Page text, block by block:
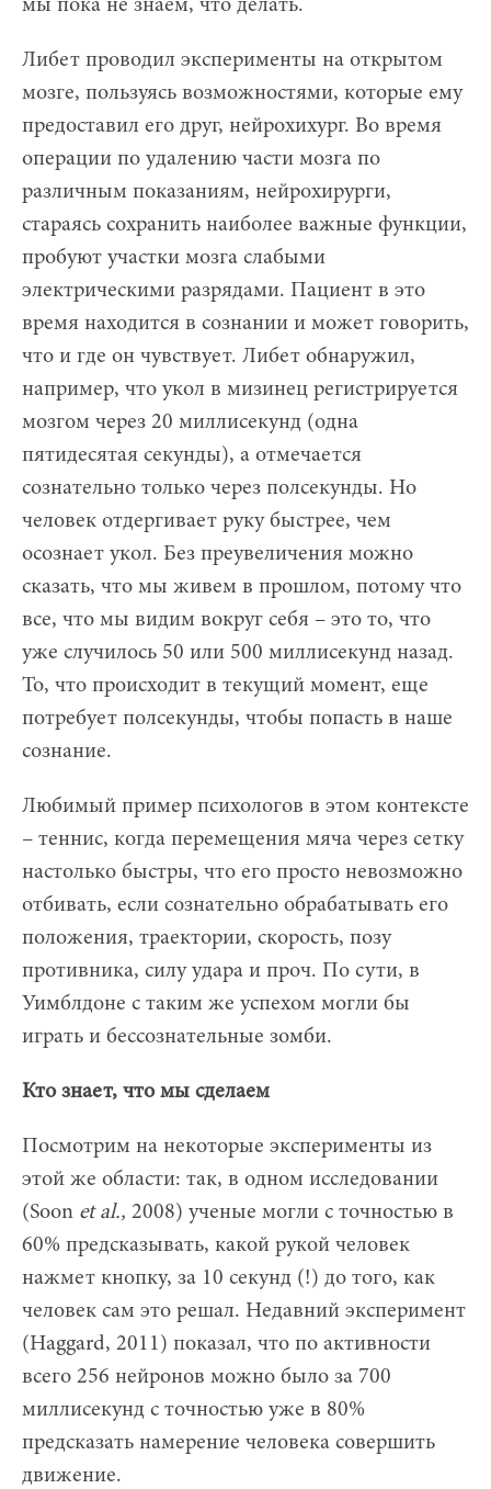
мы пока не знаем, что делать.
Либет проводил эксперименты на открытом
мозге, пользуясь возможностями, которые ему
предоставил его друг, нейрохихург. Во время
операции по удалению части мозга по
различным показаниям, нейрохирурги,
стараясь сохранить наиболее важные функции,
пробуют участки мозга слабыми
электрическими разрядами. Пациент в это
время находится в сознании и может говорить,
что и где он чувствует. Либет обнаружил,
например, что укол в мизинец регистрируется
мозгом через 20 миллисекунд (одна
пятидесятая секунды), а отмечается
сознательно только через полсекунды. Но
человек отдергивает руку быстрее, чем
осознает укол. Без преувеличения можно
сказать, что мы живем в прошлом, потому что
все, что мы видим вокруг себя – это то, что
уже случилось 50 или 500 миллисекунд назад.
То, что происходит в текущий момент, еще
потребует полсекунды, чтобы попасть в наше
сознание.
Любимый пример психологов в этом контексте
– теннис, когда перемещения мяча через сетку
настолько быстры, что его просто невозможно
отбивать, если сознательно обрабатывать его
положения, траектории, скорость, позу
противника, силу удара и проч. По сути, в
Уимблдоне с таким же успехом могли бы
играть и бессознательные зомби.
Кто знает, что мы сделаем
Посмотрим на некоторые эксперименты из
этой же области: так, в одном исследовании
(Soon et al., 2008) ученые могли с точностью в
60% предсказывать, какой рукой человек
нажмет кнопку, за 10 секунд (!) до того, как
человек сам это решал. Недавний эксперимент
(Haggard, 2011) показал, что по активности
всего 256 нейронов можно было за 700
миллисекунд с точностью уже в 80%
предсказать намерение человека совершить
движение.